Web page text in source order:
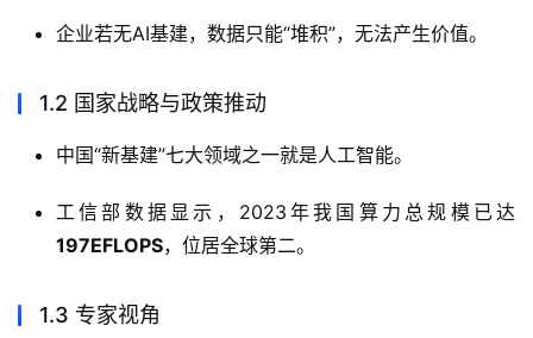
企业若无AI基建，数据只能“堆积”，无法产生价值。
1.2 国家战略与政策推动
中国“新基建”七大领域之一就是人工智能。
工信部数据显示，2023年我国算力总规模已达
197EFLOPS，位居全球第二。
1.3 专家视角